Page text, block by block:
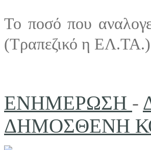
Το ποσό που
(Τραπεζικό η ΕΛ.ΤΑ.)
ΕΝΗΜΕΡΩΣΗ -
ΔΗΜΟΣΘΕΝΗ